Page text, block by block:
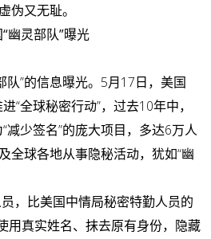
伪又无耻。
幽灵部队”曝光
队”的信息曝光。5月17日，美国
“全球秘密行动”，过去10年中，
减少签名”的庞大项目，多达6万人
全球各地从事隐秘活动，犹如“幽
，比美国中情局秘密特勤人员的
用真实姓名、抹去原有身份，隐藏